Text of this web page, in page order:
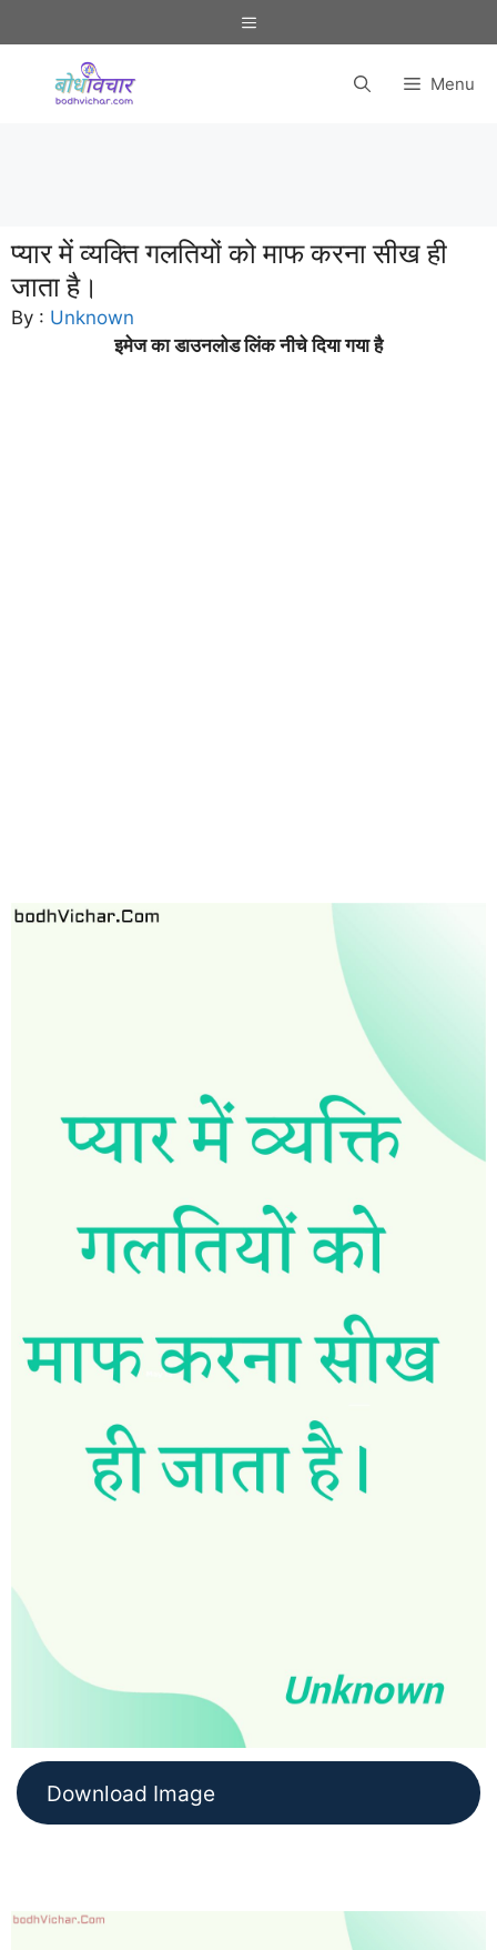
to
Menu
Menu
प्यार में व्यक्ति गलतियों को माफ करना सीख ही
जाता है।
By : Unknown
इमेज का डाउनलोड लिंक नीचे दिया गया है
Download Image